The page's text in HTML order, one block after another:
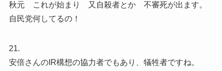
秋元 これが始まり 又自殺者とか 不審死が出ます。
自民党何してるの！
21.
安倍さんのIR構想の協力者でもあり、犠牲者ですね。